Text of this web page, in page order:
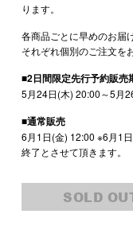
ります。
各商品ごとに早めのお届
それぞれ個別のご注文を
■2日間限定先行予約販売
5月24日(木) 20:00～5月
■通常販売
6月1日(金) 12:00 ※6月1
終了とさせて頂きます。
SOLD